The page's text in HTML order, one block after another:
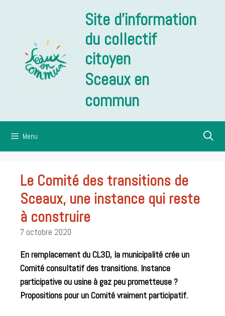
Site d'information
du collectif
citoyen
Sceaux en
commun
Menu
Le Comité des transitions de
Sceaux, une instance qui reste
à construire
7 octobre 2020
En remplacement du CL3D, la municipalité crée un
Comité consultatif des transitions. Instance
participative ou usine à gaz peu prometteuse ?
Propositions pour un Comité vraiment participatif.